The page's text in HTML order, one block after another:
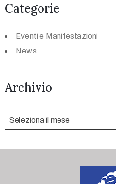
Categorie
Eventi e Manifestazioni
News
Archivio
Seleziona il mese